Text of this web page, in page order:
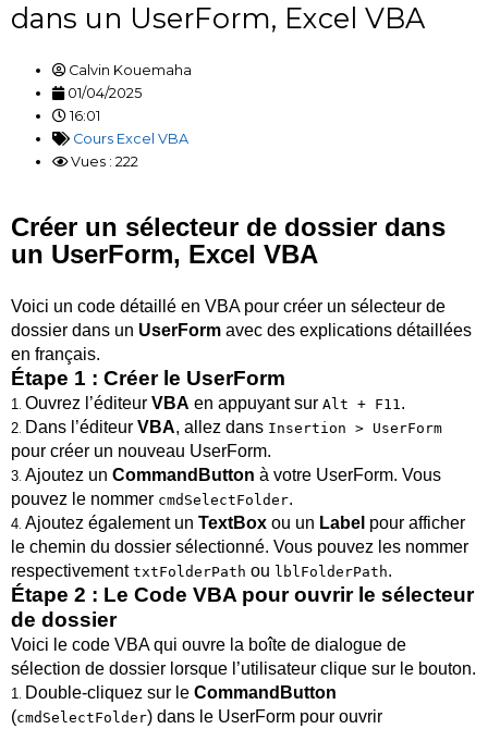
dans un UserForm, Excel VBA
Calvin Kouemaha
01/04/2025
16:01
Cours Excel VBA
Vues : 222
Créer un sélecteur de dossier dans
un UserForm, Excel VBA
Voici un code détaillé en VBA pour créer un sélecteur de
dossier dans un UserForm avec des explications détaillées
en français.
Étape 1 : Créer le UserForm
1 Ouvrez l’éditeur VBA en appuyant sur Alt + F11 .
2 Dans l’éditeur VBA, allez dans Insertion > UserForm
pour créer un nouveau UserForm.
3 Ajoutez un CommandButton à votre UserForm. Vous
pouvez le nommer cmdSelectFolder.
4 Ajoutez également un TextBox ou un Label pour afficher
le chemin du dossier sélectionné. Vous pouvez les nommer
respectivement txtFolderPath ou lblFolderPath.
Étape 2 : Le Code VBA pour ouvrir le sélecteur
de dossier
Voici le code VBA qui ouvre la boîte de dialogue de
sélection de dossier lorsque l’utilisateur clique sur le bouton.
1 Double-cliquez sur le CommandButton
(cmdSelectFolder) dans le UserForm pour ouvrir